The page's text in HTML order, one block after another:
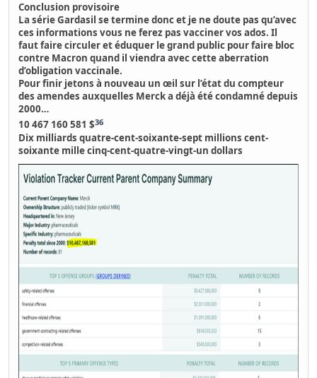
Conclusion provisoire
La série Gardasil se termine donc et je ne doute pas qu’avec
ces informations vous ne ferez pas vacciner vos ados. Il
faut faire circuler et éduquer le grand public pour faire bloc
contre Macron quand il viendra avec cette aberration
d’obligation vaccinale.
Pour finir jetons à nouveau un œil sur l’état ducompteur
des amendes auxquelles Merck a déjà été condamné depuis
2000…
10 467 160 581 $36
Dix milliards quatre-cent-soixante-sept millions cent-
soixante mille cinq-cent-quatre-vingt-un dollars